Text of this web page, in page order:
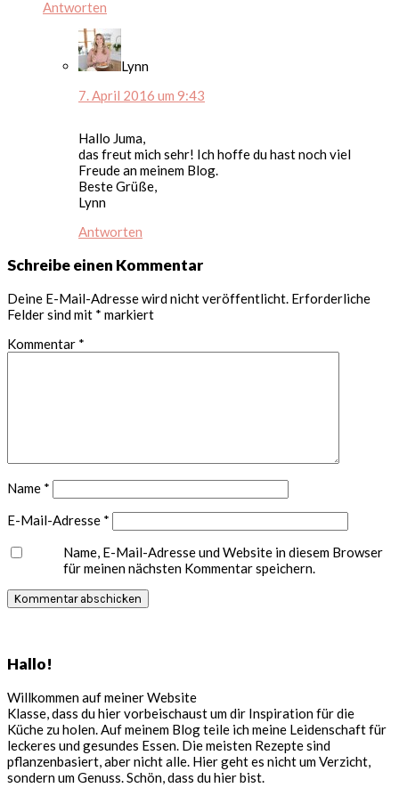
Antworten
Lynn
7. April 2016 um 9:43
Hallo Juma,
das freut mich sehr! Ich hoffe du hast noch viel
Freude an meinem Blog.
Beste Grüße,
Lynn
Antworten
Schreibe einen Kommentar
Deine E-Mail-Adresse wird nicht veröffentlicht. Erforderliche
Felder sind mit * markiert
Kommentar *
Name *
E-Mail-Adresse *
Name, E-Mail-Adresse und Website in diesem Browser
für meinen nächsten Kommentar speichern.
Hallo!
Willkommen auf meiner Website
Klasse, dass du hier vorbeischaust um dir Inspiration für die
Küche zu holen. Auf meinem Blog teile ich meine Leidenschaft für
leckeres und gesundes Essen. Die meisten Rezepte sind
pflanzenbasiert, aber nicht alle. Hier geht es nicht um Verzicht,
sondern um Genuss. Schön, dass du hier bist.